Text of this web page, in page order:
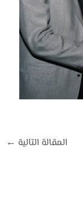
المقالة التالية ←